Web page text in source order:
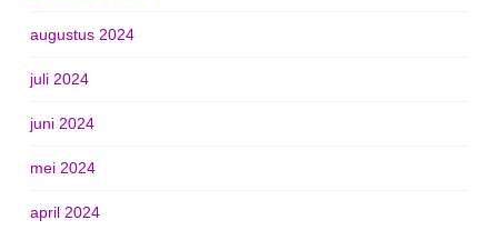
augustus 2024
juli 2024
juni 2024
mei 2024
april 2024